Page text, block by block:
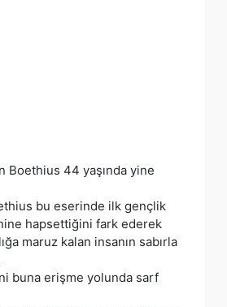
Boethius 44 yaşında yine
bu eserinde ilk gençlik
hapsettiğini fark ederek
maruz kalan insanın sabırla
buna erişme yolunda sarf